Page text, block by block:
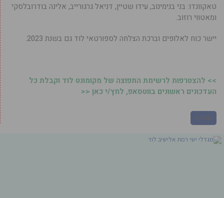
טאקוונדו: בני בנימינוב, עידו שטיין, דניאל גרגורייב, אלינה בודרובלסקי
ומאטווי רוזוב.
יישר כוח לאלופים וברכת הצלחה לספורטאי לוד גם בשנת 2023.
>> להצטרפות לרשימת התפוצה של מקומונט לוד וקבלת כל
העדכונים ראשונים בווטסאפ, לחץ/י כאן <<